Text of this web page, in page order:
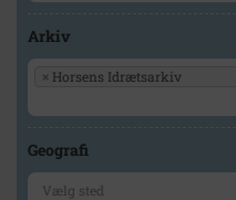
Arkiv
× Horsens Idrætsarkiv
Geografi